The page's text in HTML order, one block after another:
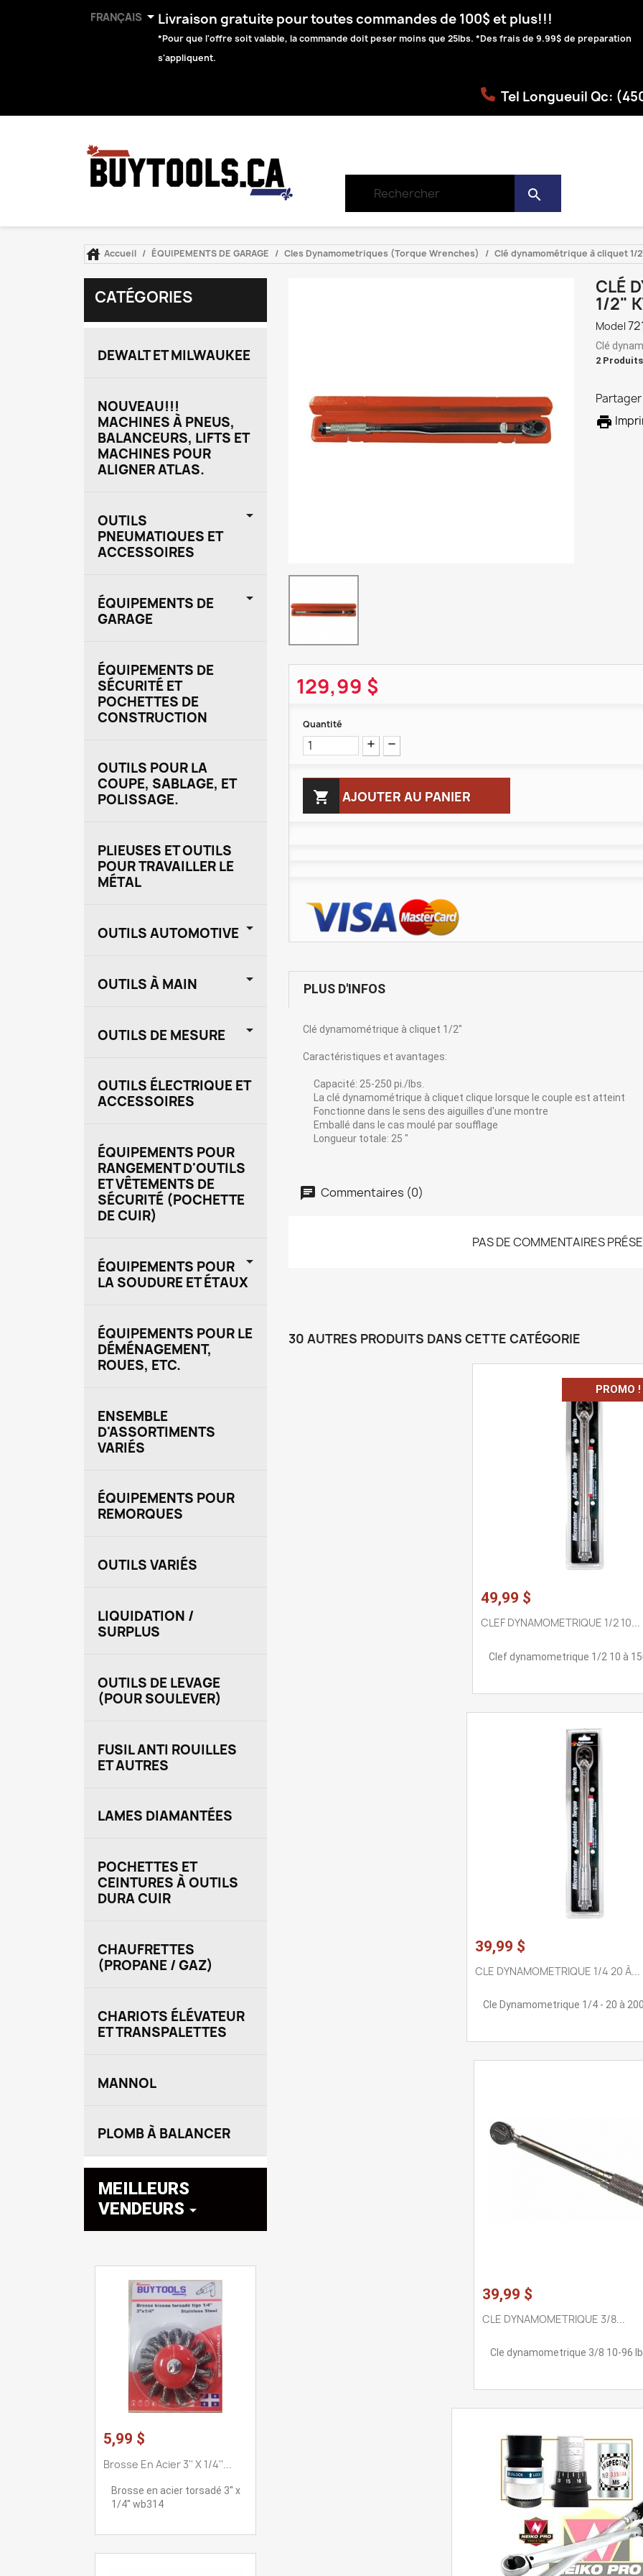
FRANÇAIS Livraison gratuite pour toutes commandes de 100$ et plus!!!
*Pour que l'offre soit valable, la commande doit peser moins que 25lbs. *Des frais de 9.99$ de preparation
s'appliquent.
Tel Longueuil Qc:
search
 Accueil ÉQUIPEMENTS DE GARAGE Cles Dynamometriques (Torque Wrenches) Clé dynamométrique à cliquet 1/
CATÉGORIES
DEWALT ET MILWAUKEE
NOUVEAU!!!
MACHINES À PNEUS,
BALANCEURS, LIFTS ET
MACHINES POUR
ALIGNER ATLAS.
OUTILS
PNEUMATIQUES ET
ACCESSOIRES

ÉQUIPEMENTS DE
GARAGE

ÉQUIPEMENTS DE
SÉCURITÉ ET
POCHETTES DE
CONSTRUCTION
OUTILS POUR LA
COUPE, SABLAGE, ET
POLISSAGE.
PLIEUSES ET OUTILS
POUR TRAVAILLER LE
MÉTAL
OUTILS AUTOMOTIVE 
OUTILS À MAIN 
OUTILS DE MESURE 
OUTILS ÉLECTRIQUE ET
ACCESSOIRES
ÉQUIPEMENTS POUR
RANGEMENT D'OUTILS
ET VÊTEMENTS DE
SÉCURITÉ (POCHETTE
DE CUIR)
ÉQUIPEMENTS POUR
LA SOUDURE ET ÉTAUX

ÉQUIPEMENTS POUR LE
DÉMÉNAGEMENT,
ROUES, ETC.
ENSEMBLE
D'ASSORTIMENTS
VARIÉS
ÉQUIPEMENTS POUR
REMORQUES
OUTILS VARIÉS
LIQUIDATION /
SURPLUS
OUTILS DE LEVAGE
(POUR SOULEVER)
FUSIL ANTI ROUILLES
ET AUTRES
LAMES DIAMANTÉES
POCHETTES ET
CEINTURES À OUTILS
DURA CUIR
CHAUFRETTES
(PROPANE / GAZ)
CHARIOTS ÉLÉVATEUR
ET TRANSPALETTES
MANNOL
PLOMB À BALANCER
MEILLEURS
VENDEURS 
5,99 $
Brosse En Acier 3'' X 1/4''...
Brosse en acier torsadé 3'' x
1/4'' wb314
CLÉ
1/2"
Model
Clé
2 Produits
Partager

129,99 $
Quantité
 AJOUTER AU PANIER
PLUS D'INFOS
Clé dynamométrique à cliquet 1/2"
Caractéristiques et avantages:
Capacité: 25-250 pi./lbs.
La clé dynamométrique à cliquet clique lorsque le couple est atteint
Fonctionne dans le sens des aiguilles d'une montre
Emballé dans le cas moulé par soufflage
Longueur totale: 25 "
Commentaires (0)
PAS DE COMMENTAIRES
30 AUTRES PRODUITS DANS CETTE CATÉGORIE
49,99 $
CLEF DYNAMOMETRIQUE 1/2 10...
Clef dynamometrique 1/2 10 à
PROMO !
39,99 $
CLE DYNAMOMETRIQUE 1/4 20 À...
Cle Dynamometrique 1/4 - 20 à
39,99 $
CLE DYNAMOMETRIQUE 3/8...
Cle dynamometrique 3/8 10-96